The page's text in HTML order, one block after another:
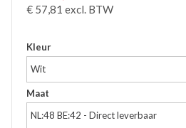
Accessoires
Waadbroeken
€ 57,81 excl. BTW
Kleur
Wit
Maat
NL:48 BE:42 - Direct leverbaar